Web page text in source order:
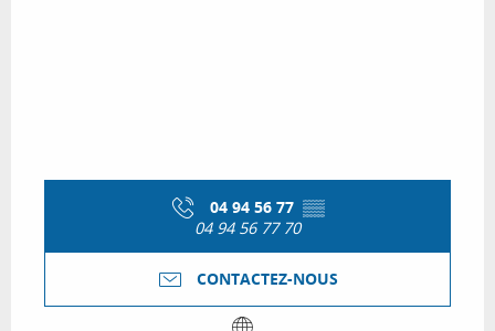
04 94 56 77 ▒▒
04 94 56 77 70
CONTACTEZ-NOUS